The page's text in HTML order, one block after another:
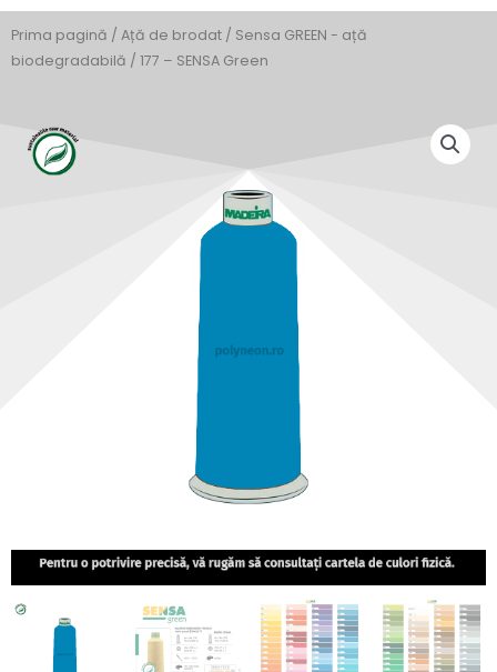
Prima pagină / Ață de brodat / Sensa GREEN - ață
biodegradabilă / 177 – SENSA Green